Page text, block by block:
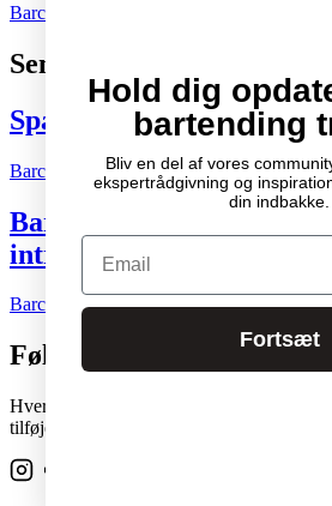
Barchefen
Seneste indlæg
Spændende cocktail- og
Barchefen 04.10.2007 Litteratur 2
Bartenderens grundbog –
introduktion til
Barchefen 04.05.2015Litteratur 0
Følg os
Hver skabelon i vores stadigt voksende
tilføjes og flyttes rundt på enhver side med
Hold dig
bartending
Bliv en del af vores
ekspertrådgivning og
din indbakke.
Email
Fortsæt